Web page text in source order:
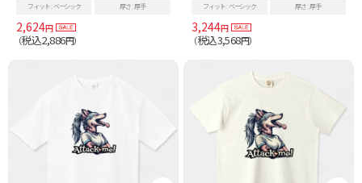
フィット ベーシック 厚さ 厚手
2,624円
（税込2,886円）
フィット ベーシック 厚さ 厚手
3,244円
（税込3,568円）